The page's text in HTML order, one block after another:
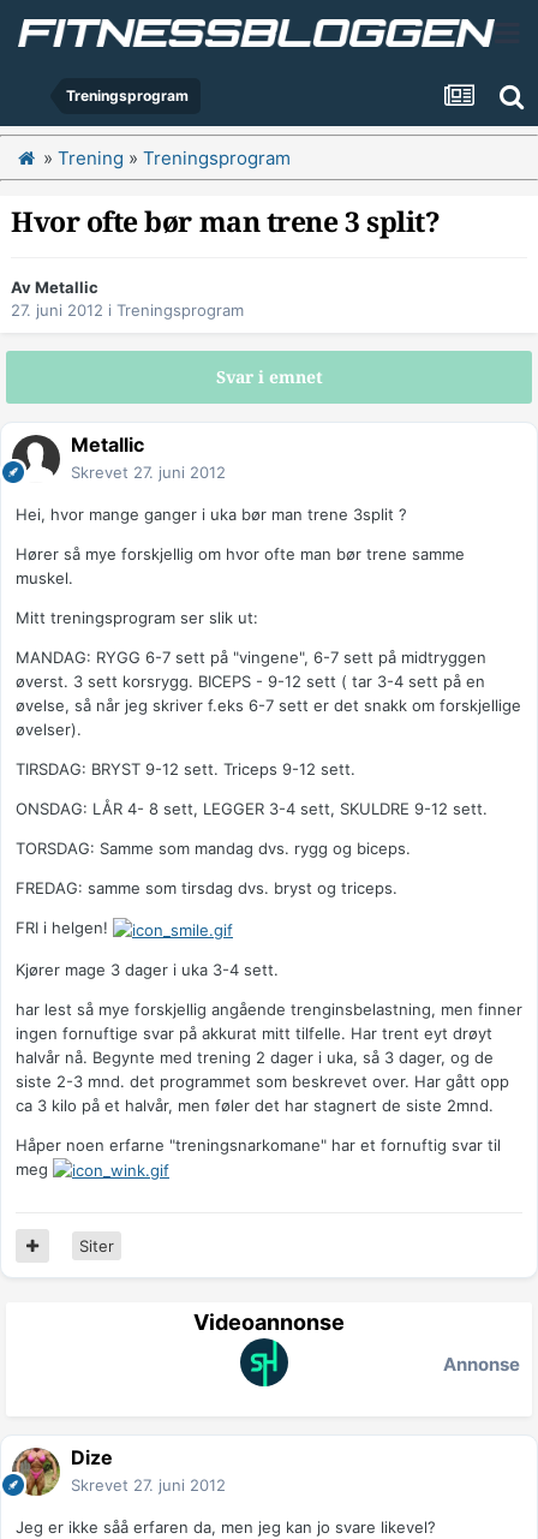
Treningsprogram
» Trening » Treningsprogram
Hvor ofte bør man trene 3 split?
AvMetallic
27. juni 2012 i Treningsprogram
Svar i emnet
Metallic
Skrevet 27. juni 2012
Hei, hvor mange ganger i uka bør man trene 3split ?
Hører så mye forskjellig om hvor ofte man bør trene samme
muskel.
Mitt treningsprogram ser slik ut:
MANDAG: RYGG 6-7 sett på "vingene", 6-7 sett på midtryggen
øverst. 3 sett korsrygg. BICEPS - 9-12 sett ( tar 3-4 sett på en
øvelse, så når jeg skriver f.eks 6-7 sett er det snakk om forskjellige
øvelser).
TIRSDAG: BRYST 9-12 sett. Triceps 9-12 sett.
ONSDAG: LÅR 4- 8 sett, LEGGER 3-4 sett, SKULDRE 9-12 sett.
TORSDAG: Samme som mandag dvs. rygg og biceps.
FREDAG: samme som tirsdag dvs. bryst og triceps.
FRI i helgen!
Kjører mage 3 dager i uka 3-4 sett.
har lest så mye forskjellig angående trenginsbelastning, men finner
ingen fornuftige svar på akkurat mitt tilfelle. Har trent eyt drøyt
halvår nå. Begynte med trening 2 dager i uka, så 3 dager, og de
siste 2-3 mnd. det programmet som beskrevet over. Har gått opp
ca 3 kilo på et halvår, men føler det har stagnert de siste 2mnd.
Håper noen erfarne "treningsnarkomane" har et fornuftig svar til
meg
Siter
Videoannonse
Annonse
Dize
Skrevet 27. juni 2012
Jeg er ikke såå erfaren da, men jeg kan jo svare likevel?